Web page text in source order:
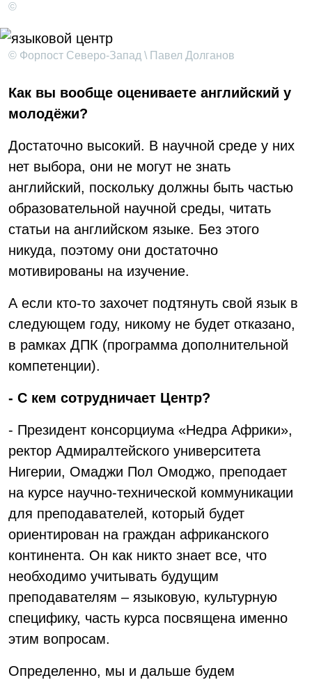
©
© Форпост Северо-Запад \ Павел Долганов
Как вы вообще оцениваете английский у
молодёжи?
Достаточно высокий. В научной среде у них
нет выбора, они не могут не знать
английский, поскольку должны быть частью
образовательной научной среды, читать
статьи на английском языке. Без этого
никуда, поэтому они достаточно
мотивированы на изучение.
А если кто-то захочет подтянуть свой язык в
следующем году, никому не будет отказано,
в рамках ДПК (программа дополнительной
компетенции).
- С кем сотрудничает Центр?
- Президент консорциума «Недра Африки»,
ректор Адмиралтейского университета
Нигерии, Омаджи Пол Омоджо, преподает
на курсе научно-технической коммуникации
для преподавателей, который будет
ориентирован на граждан африканского
континента. Он как никто знает все, что
необходимо учитывать будущим
преподавателям – языковую, культурную
специфику, часть курса посвящена именно
этим вопросам.
Определенно, мы и дальше будем